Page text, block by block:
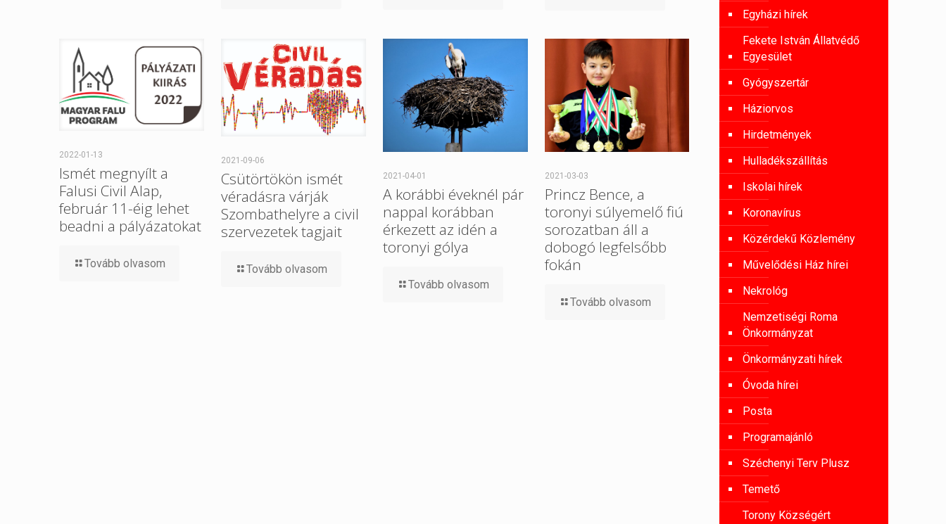
2022-01-13
Ismét megnyílt a
Falusi Civil Alap,
február 11-éig lehet
beadni a pályázatokat
Tovább olvasom
2021-09-06
Csütörtökön ismét
véradásra várják
Szombathelyre a civil
szervezetek tagjait
Tovább olvasom
2021-04-01
A korábbi éveknél pár
nappal korábban
érkezett az idén a
toronyi gólya
Tovább olvasom
2021-03-03
Princz Bence, a
toronyi súlyemelő fiú
sorozatban áll a
dobogó legfelsőbb
fokán
Tovább olvasom
Egyházi hírek
Fekete István Állatvédő
Egyesület
Gyógyszertár
Háziorvos
Hirdetmények
Hulladékszállítás
Iskolai hírek
Koronavírus
Közérdekű Közlemény
Művelődési Ház hírei
Nekrológ
Nemzetiségi Roma
Önkormányzat
Önkormányzati hírek
Óvoda hírei
Posta
Programajánló
Széchenyi Terv Plusz
Temető
Torony Községért